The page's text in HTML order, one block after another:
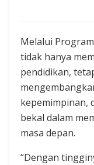
Melalui
tidak hanya
pendidikan,
kepemimpinan,
bekal dalam
masa depan.
“Dengan